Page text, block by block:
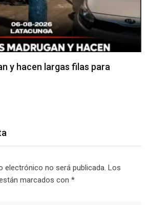
y hacen largas filas para
electrónico no será publicada. Los
marcados con *